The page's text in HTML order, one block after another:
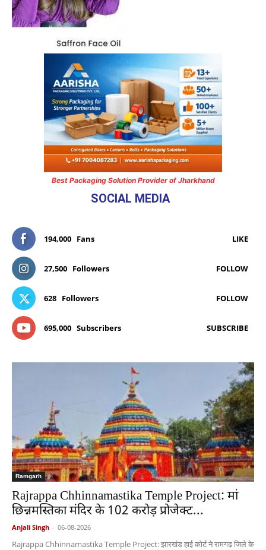
Best Packaging Solution Provider of Jharkhand
SOCIAL MEDIA
194,000 Fans LIKE
27,500 Followers FOLLOW
628 Followers FOLLOW
695,000 Subscribers SUBSCRIBE
Ramgarh
Rajrappa Chhinnamastika Temple Project: मां
छिन्नमस्तिका मंदिर के 102 करोड़ प्रोजेक्ट...
Anjali Singh - 06-08-2026
Rajrappa Chhinnamastika Temple Project: झारखंड हाई कोर्ट ने रामगढ़ जिले के